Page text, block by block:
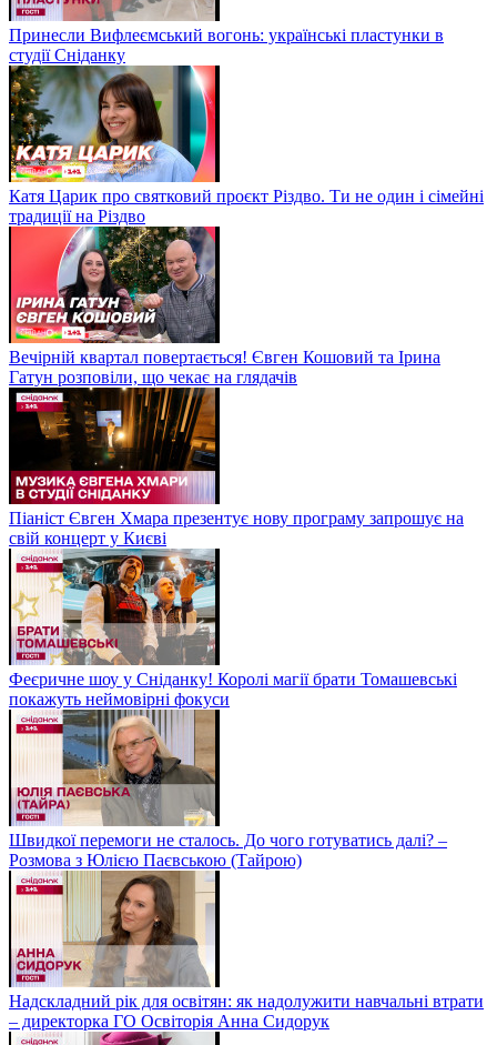
Принесли Вифлеємський вогонь: українські пластунки в
студії Сніданку
Катя Царик про святковий проєкт Різдво. Ти не один і сімейні
традиції на Різдво
Вечірній квартал повертається! Євген Кошовий та Ірина
Гатун розповіли, що чекає на глядачів
Піаніст Євген Хмара презентує нову програму запрошує на
свій концерт у Києві
Феєричне шоу у Сніданку! Королі магії брати Томашевські
покажуть неймовірні фокуси
Швидкої перемоги не сталось. До чого готуватись далі? –
Розмова з Юлією Паєвською (Тайрою)
Надскладний рік для освітян: як надолужити навчальні втрати
– директорка ГО Освіторія Анна Сидорук